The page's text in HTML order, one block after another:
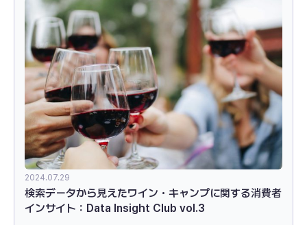
2024.07.29
検索データから見えたワイン・キャンプに関する消費者
インサイト：Data Insight Club vol.3